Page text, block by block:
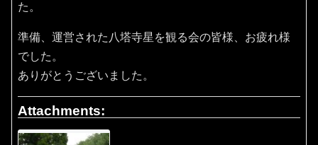
た。
準備、運営された八塔寺星を観る会の皆様、お疲れ様
でした。
ありがとうございました。
Attachments: